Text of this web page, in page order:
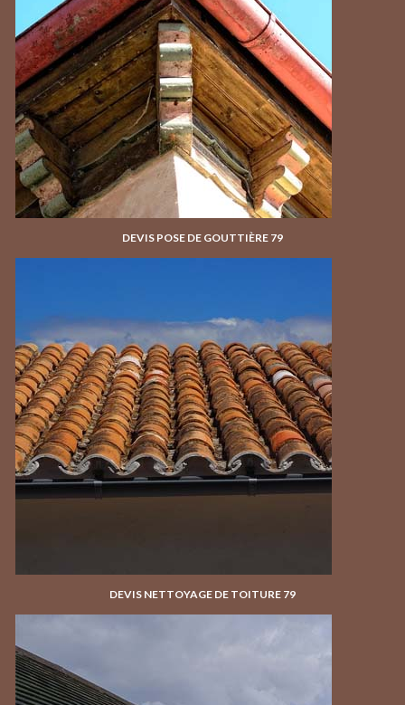
DEVIS POSE DE GOUTTIÈRE 79
DEVIS NETTOYAGE DE TOITURE 79